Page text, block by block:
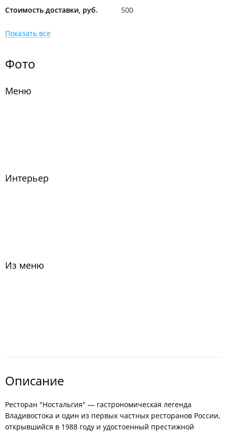
Стоимость доставки, руб. 500
Показать все
Фото
Меню
Интерьер
Из меню
Описание
Ресторан "Ностальгия" — гастрономическая легенда
Владивостока и один из первых частных ресторанов России,
открывшийся в 1988 году и удостоенный престижной